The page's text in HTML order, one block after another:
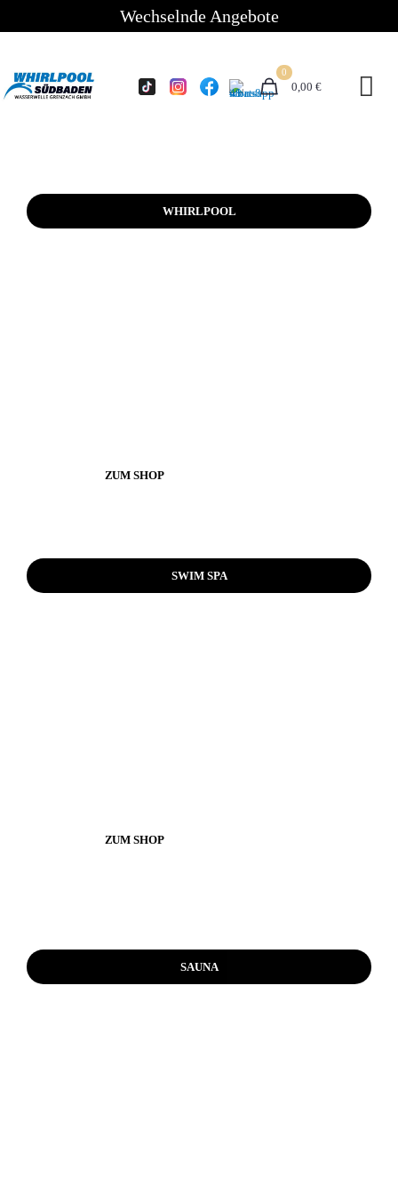
Wechselnde Angebote
0
0,00 €
WHIRLPOOL
ZUM SHOP
SWIM SPA
ZUM SHOP
SAUNA